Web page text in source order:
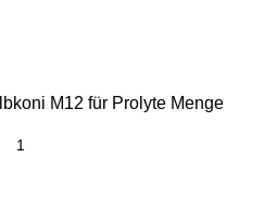
M12 für Prolyte Menge